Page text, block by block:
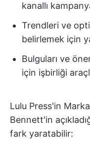
kanallı
Trendleri ve
belirlemek için
Bulguları ve
için işbirliği
Lulu Press'in
Bennett'in
fark yaratabilir: